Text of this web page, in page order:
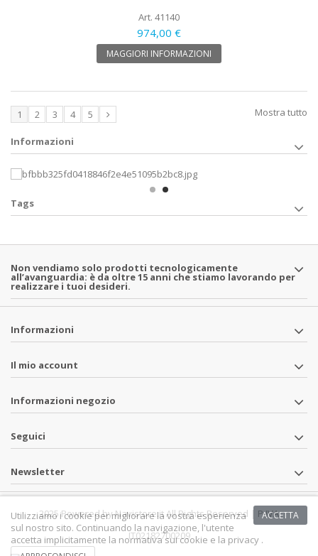
Art. 41140
974,00 €
MAGGIORI INFORMAZIONI
Mostra tutto
1 2 3 4 5
Informazioni
Tags
Non vendiamo solo prodotti tecnologicamente
all’avanguardia: è da oltre 15 anni che stiamo lavorando per
realizzare i tuoi desideri.
Informazioni
Il mio account
Informazioni negozio
Seguici
Newsletter
2025 Powered by Navistore.it All Rights Reserved | P.IVA
IT02182700209
ACCETTA
Utilizziamo i cookie per migliorare la vostra esperienza
sul nostro sito. Continuando la navigazione, l'utente
accetta implicitamente la normativa sui cookie e la privacy .